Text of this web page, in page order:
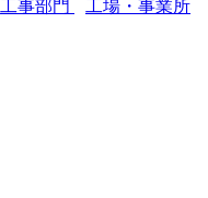
工事部門
工場・事業所